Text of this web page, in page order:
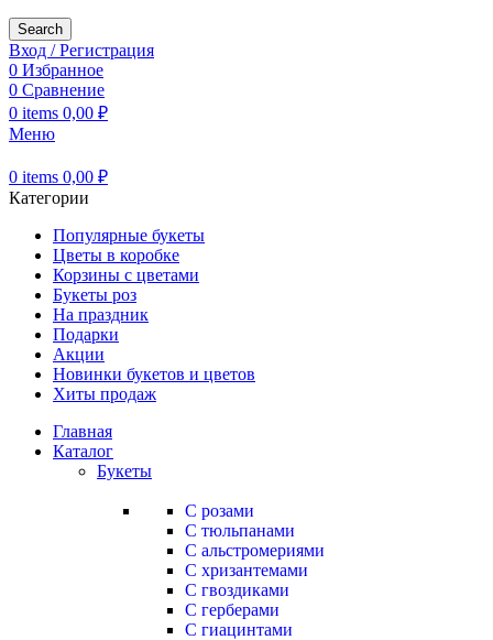
Search
Вход / Регистрация
0 Избранное
0 Сравнение
0 items 0,00 ₽
Меню
0 items 0,00 ₽
Категории
Популярные букеты
Цветы в коробке
Корзины с цветами
Букеты роз
На праздник
Подарки
Акции
Новинки букетов и цветов
Хиты продаж
Главная
Каталог
Букеты
С розами
С тюльпанами
С альстромериями
С хризантемами
С гвоздиками
С герберами
С гиацинтами